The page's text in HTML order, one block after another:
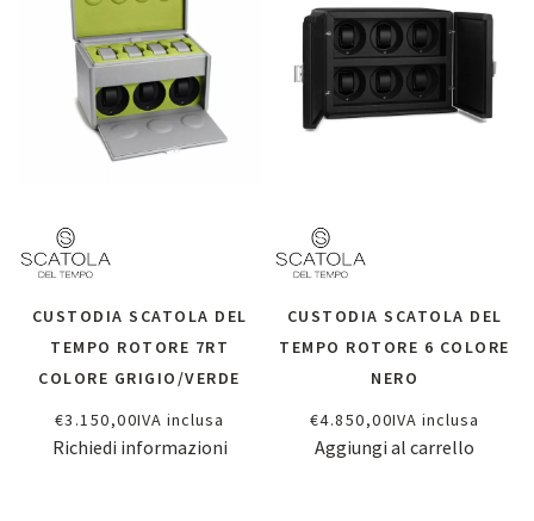
CUSTODIA SCATOLA DEL
TEMPO ROTORE 7RT
COLORE GRIGIO/VERDE
€3.150,00IVA inclusa
Richiedi informazioni
CUSTODIA SCATOLA DEL
TEMPO ROTORE 6 COLORE
NERO
€4.850,00IVA inclusa
Aggiungi al carrello